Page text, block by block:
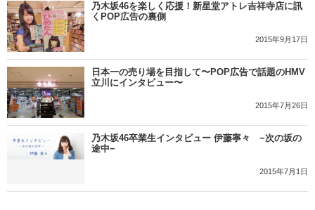
乃木坂46を楽しく応援！新星堂アトレ吉祥寺店に訊
くPOP広告の裏側
2015年9月17日
日本一の売り場を目指して〜POP広告で話題のHMV
立川にインタビュー〜
2015年7月26日
乃木坂46卒業生インタビュー 伊藤寧々 −次の坂の
途中−
2015年7月1日